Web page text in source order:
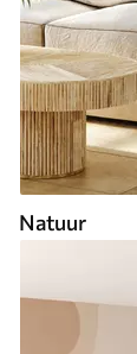
Natuur